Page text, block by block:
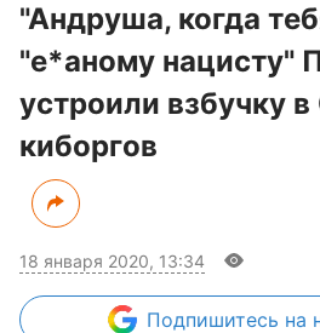
"Андруша, когда
"е*аному нацисту"
устроили взбучку
киборгов
18 января 2020, 13:34
Подпишитесь на